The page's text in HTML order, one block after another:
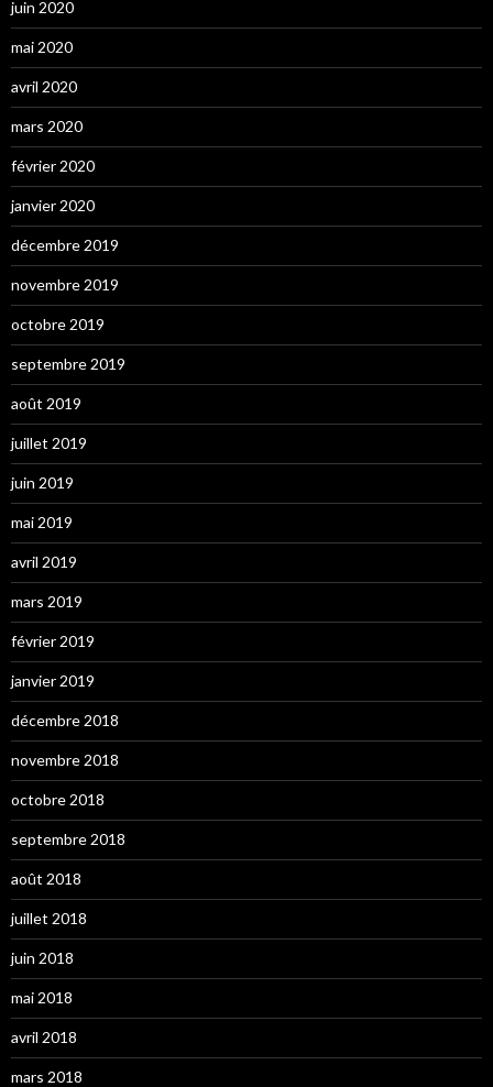
juin 2020
mai 2020
avril 2020
mars 2020
février 2020
janvier 2020
décembre 2019
novembre 2019
octobre 2019
septembre 2019
août 2019
juillet 2019
juin 2019
mai 2019
avril 2019
mars 2019
février 2019
janvier 2019
décembre 2018
novembre 2018
octobre 2018
septembre 2018
août 2018
juillet 2018
juin 2018
mai 2018
avril 2018
mars 2018